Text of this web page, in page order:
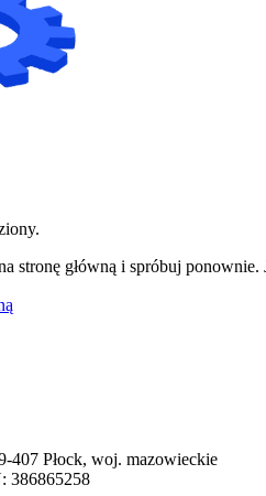
stronę główną i spróbuj
407 Płock, woj. mazowieckie
386865258